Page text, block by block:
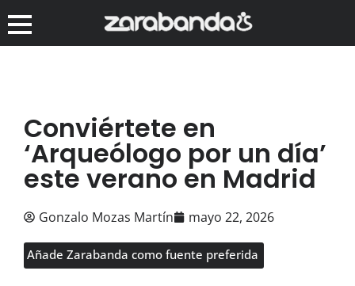
Conviértete en
‘Arqueólogo por un día’
este verano en Madrid
Gonzalo Mozas Martín mayo 22, 2026
Añade Zarabanda como fuente preferida